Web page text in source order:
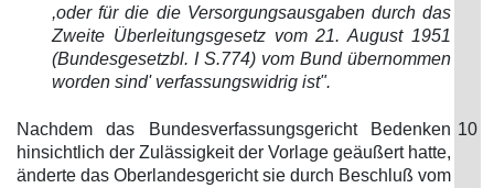
,oder für die die Versorgungsausgaben durch das
Zweite Überleitungsgesetz vom 21. August 1951
(Bundesgesetzbl. I S.774) vom Bund übernommen
worden sind' verfassungswidrig ist".
Nachdem das Bundesverfassungsgericht Bedenken
hinsichtlich der Zulässigkeit der Vorlage geäußert hatte,
änderte das Oberlandesgericht sie durch Beschluß vom
10